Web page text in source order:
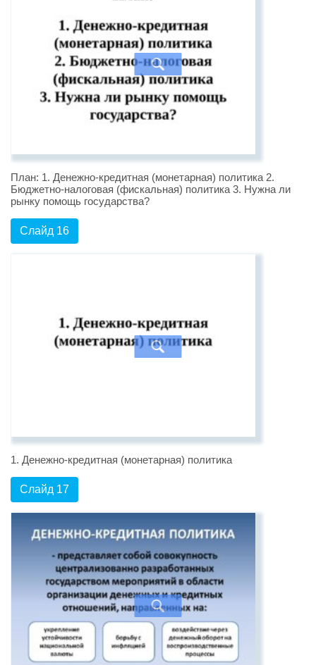
План: 1. Денежно-кредитная (монетарная) политика 2.
Бюджетно-налоговая (фискальная) политика 3. Нужна ли
рынку помощь государства?
Слайд 16
1. Денежно-кредитная (монетарная) политика
Слайд 17